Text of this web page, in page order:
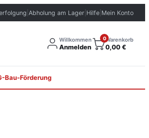
Abholung am Lager Hilfe Mein Konto
Willkommen
Anmelden
0Warenkorb
0,00€
Bau-Förderung